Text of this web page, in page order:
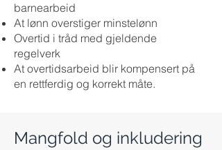
barnearbeid
At lønn overstiger minstelønn
Overtid i tråd med gjeldende
regelverk
At overtidsarbeid blir kompensert på
en rettferdig og korrekt måte.
Mangfold og inkludering